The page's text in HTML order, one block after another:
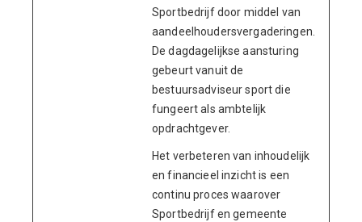
Sportbedrijf door middel van
aandeelhoudersvergaderingen.
De dagdagelijkse aansturing
gebeurt vanuit de
bestuursadviseur sport die
fungeert als ambtelijk
opdrachtgever.
Het verbeteren van inhoudelijk
en financieel inzicht is een
continu proces waarover
Sportbedrijf en gemeente